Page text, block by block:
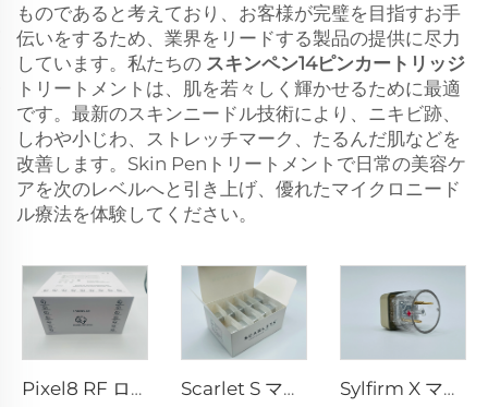
ものであると考えており、お客様が完璧を目指すお手
伝いをするため、業界をリードする製品の提供に尽力
しています。私たちの スキンペン14ピンカートリッジ
トリートメントは、肌を若々しく輝かせるために最適
です。最新のスキンニードル技術により、ニキビ跡、
しわや小じわ、ストレッチマーク、たるんだ肌などを
改善します。Skin Penトリートメントで日常の美容ケ
アを次のレベルへと引き上げ、優れたマイクロニード
ル療法を体験してください。
Pixel8 RF ローラー・エスセティック 25 49 64 本 Scarlet S マイクロニードルRF バイポーラー電極 消耗品チップ 25ピン Sylfirm X マイクロニードルRFチップ X-25